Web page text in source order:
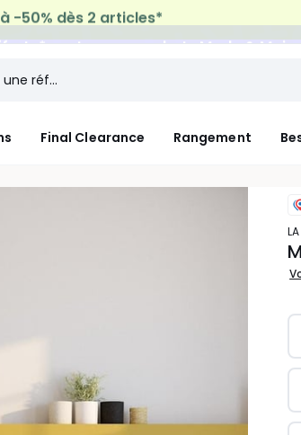
sur tous vos achats Mode &
Final Clearance Rangement